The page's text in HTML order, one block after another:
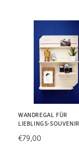
WANDREGAL FÜR
LIEBLINGS-
€79,00